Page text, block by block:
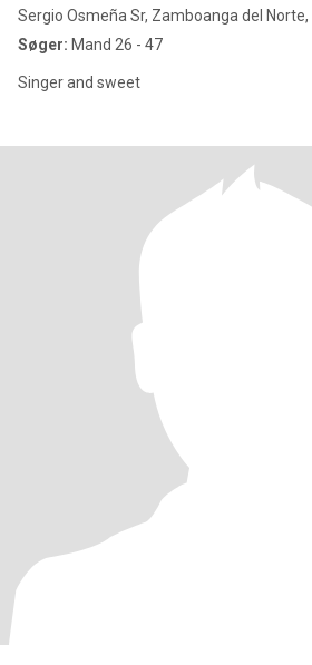
Sergio Osmeña Sr, Zamboanga del Norte,
Søger: Mand 26 - 47
Singer and sweet